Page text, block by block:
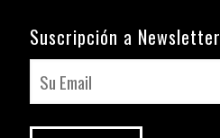
Suscripción a Newsletter